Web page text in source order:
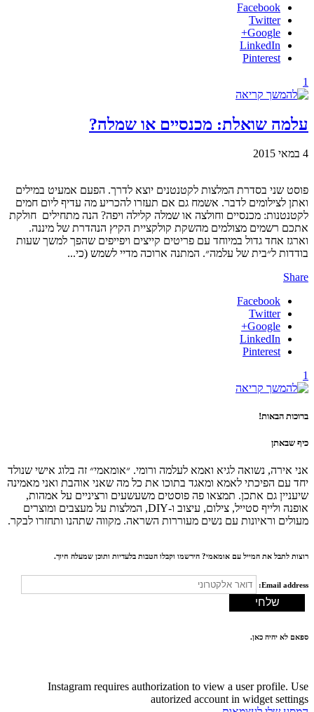
Facebook
Twitter
Google+
LinkedIn
Pinterest
1
עלמה שואלת: מכנסיים או שמלה?
4 במאי 2015
פוסט שני בסדרת המלצות לקטנטנים יוצא לדרך. הפעם אמעיט במילים
ואתן לצילומים לדבר. אשמח גם אם תעזרו להכריע מה עדיף ליום חמים
לקטנטנות: מכנסיים וחולצה או שמלה קלילה ויפה? הנה מתחילים חולקת
אתכם רשמים מצולמים מהשקת קולקציית הקיץ הנהדרת של מיננה.
וארגז אחד גדול במיוחד עם פריטים קייצים ויפייפים שהפך למשך שעות
בודדות ל״בית של עלמה״. המתנה ארוכה מדיי לשמש (כי...
Share
Facebook
Twitter
Google+
LinkedIn
Pinterest
1
ברוכות הבאות!
כיף שבאתן
אני אירה, נשואה לגיא ואמא לעלמה ורומי. ״אומאמי״ זה בלוג אישי שנולד
יחד עם הפיכתי לאמא ומאגד בתוכו את כל מה שאני אוהבת ואני מאמינה
שיעניין גם אתכן. תמצאו פה פוסטים משעשעים ורציניים על אמהות,
אופנה ולייף סטייל, צילום, עיצוב ו-DIY, המלצות על מעצבים ומוצרים
מעולים וראיונות עם נשים מעוררות השראה. מקווה שתהנו ותחזרו לבקר.
רוצות לתבל את המייל עם אומאמי? הירשמו וקבלו הטבות בלעדיות ותוכן שמעלה חיוך.
Email address:
ספאם לא יהיה כאן.
Instagram requires authorization to view a user profile. Use
autorized account in widget settings